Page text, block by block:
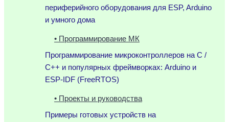
периферийного оборудования для ESP, Arduino
и умного дома
• Программирование МК
Программирование микроконтроллеров на C /
C++ и популярных фреймворках: Arduino и
ESP-IDF (FreeRTOS)
• Проекты и руководства
Примеры готовых устройств на